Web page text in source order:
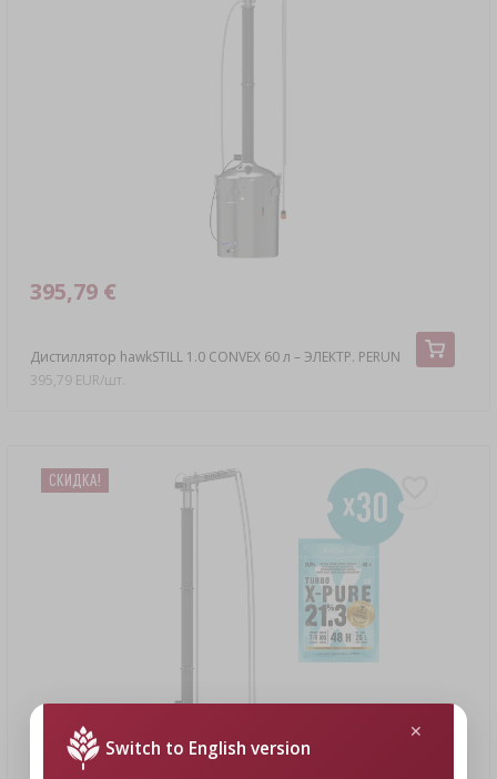
Дистиллятор hawkSTILL 1.0 CONVEX 60 л – ЭЛЕКТР. PERUN
395,79 €
395,79 EUR/шт.
СКИДКA!
Switch to English version